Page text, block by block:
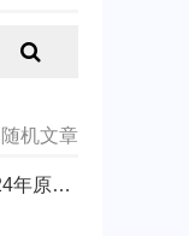
随机文章
1000原子币等于多少人民币 2024年原子币最新价格介绍一览